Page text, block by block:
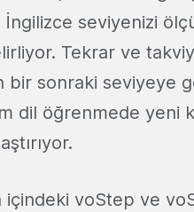
seviyenizi
Tekrar ve
bir sonraki seviyeye
dil öğrenmede yeni
içindeki voStep ve